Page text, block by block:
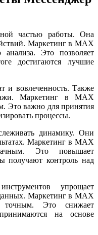
частью работы. Она
Маркетинг в MAX
анализа. Это позволяет
достигаются лучшие
и вовлеченность. Также
Маркетинг в MAX
Это важно для принятия
процессы.
динамику. Они
Маркетинг в MAX
Это повышает
получают контроль над
упрощает
Маркетинг в MAX
точным. Это снижает
на основе